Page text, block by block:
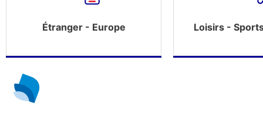
Étranger - Europe Loisirs -